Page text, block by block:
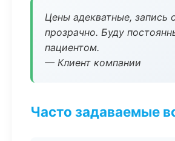
Цены адекватные, запись
прозрачно. Буду
пациентом.
— Клиент компании
Часто задаваемые